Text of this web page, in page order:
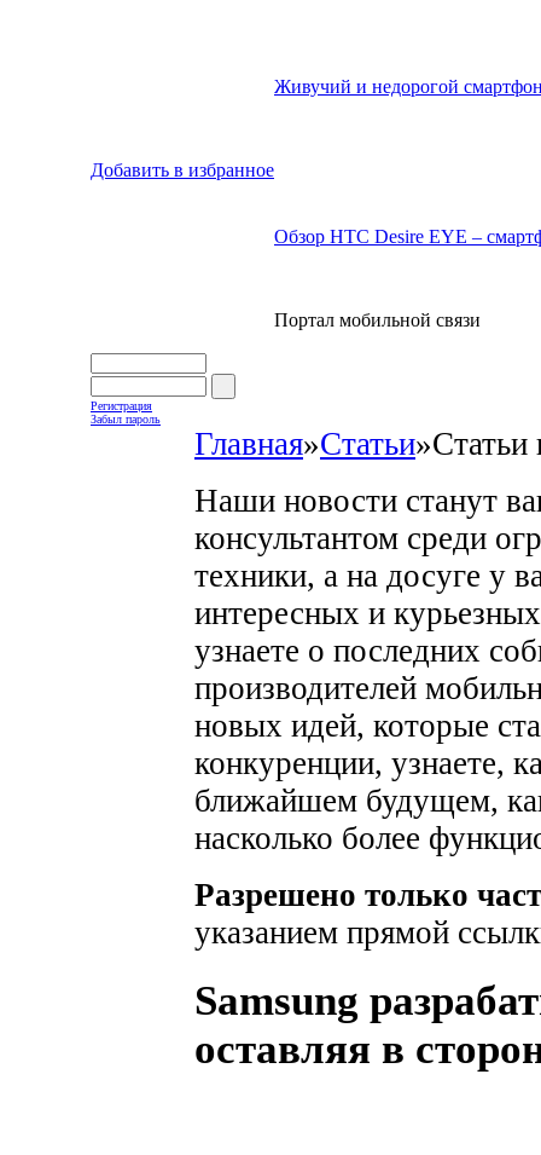
Добавить в избранное
Живучий и недорогой
Обзор HTC Desire EYE –
Портал мобильной связи
Регистрация
Забыл пароль
Главная»Статьи»Статьи
Наши новости станут
консультантом среди
техники, а на досуге у
интересных и
узнаете о последних
производителей
новых идей, которые
конкуренции, узнаете,
ближайшем будущем,
насколько более
Разрешено только
указанием прямой
Samsung
оставляя в